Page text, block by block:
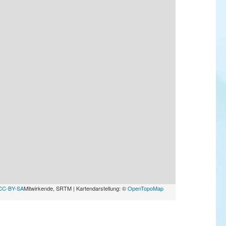
BY-SAMitwirkende, SRTM | Kartendarstellung: ©OpenTopoMap